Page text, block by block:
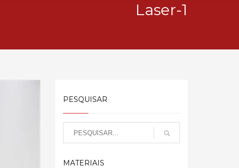
Laser-1
PESQUISAR
MATERIAIS